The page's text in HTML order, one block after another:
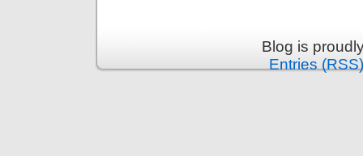
Blog is
Entries (RSS)